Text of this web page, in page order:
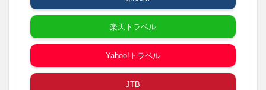
楽天トラベル
Yahoo!トラベル
JTB